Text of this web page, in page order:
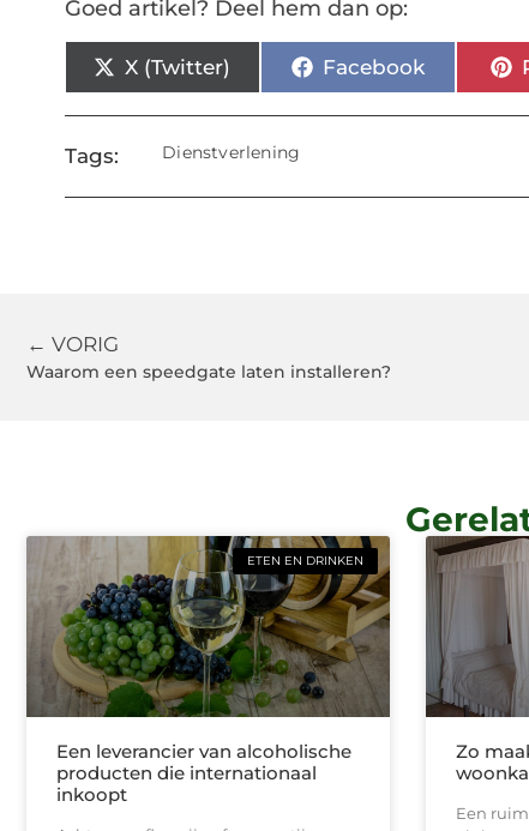
Goed artikel? Deel hem dan op:
X (Twitter) Facebook
Tags: Dienstverlening
← VORIG
Waarom een speedgate laten installeren?
ETEN EN DRINKEN
Een leverancier van alcoholische
producten die internationaal
inkoopt
Zo
Een